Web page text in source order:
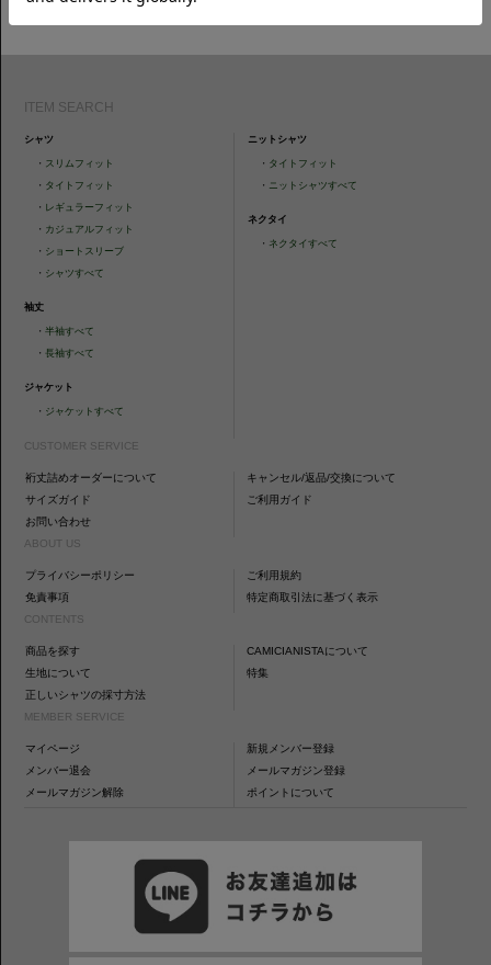
ITEM SEARCH
シャツ
・ スリムフィット
・ タイトフィット
・ レギュラーフィット
・ カジュアルフィット
・ ショートスリーブ
・ シャツすべて
袖丈
・半袖すべて
・長袖すべて
ジャケット
・ ジャケットすべて
ニットシャツ
・ タイトフィット
・ ニットシャツすべて
ネクタイ
・ ネクタイすべて
CUSTOMER SERVICE
裄丈詰めオーダーについて
キャンセル/返品/交換について
サイズガイド
ご利用ガイド
お問い合わせ
ABOUT US
プライバシーポリシー
ご利用規約
免責事項
特定商取引法に基づく表示
CONTENTS
商品を探す
CAMICIANISTAについて
生地について
特集
正しいシャツの採寸方法
MEMBER SERVICE
マイページ
新規メンバー登録
メンバー退会
メールマガジン登録
メールマガジン解除
ポイントについて